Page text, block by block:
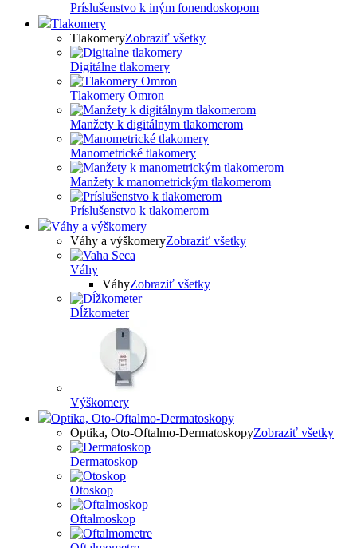
Príslušenstvo k iným fonendoskopom
Tlakomery
TlakomeryZobraziť všetky
Digitálne tlakomery
Tlakomery Omron
Manžety k digitálnym tlakomerom
Manometrické tlakomery
Manžety k manometrickým tlakomerom
Príslušenstvo k tlakomerom
Váhy a výškomery
Váhy a výškomeryZobraziť všetky
Váhy
VáhyZobraziť všetky
Dĺžkometer
Výškomery
Optika, Oto-Oftalmo-Dermatoskopy
Optika, Oto-Oftalmo-DermatoskopyZobraziť všetky
Dermatoskop
Otoskop
Oftalmoskop